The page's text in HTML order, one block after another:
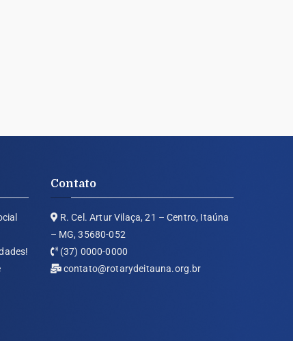
Contato
R. Cel. Artur Vilaça, 21 – Centro, Itaúna
– MG, 35680-052
(37) 0000-0000
contato@rotarydeitauna.org.br